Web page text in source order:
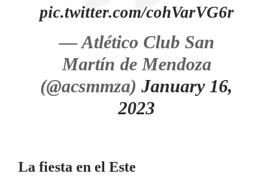
pic.twitter.com/cohVarVG6r
— Atlético Club San
Martín de Mendoza
(@acsmmza) January 16,
2023
La fiesta en el Este